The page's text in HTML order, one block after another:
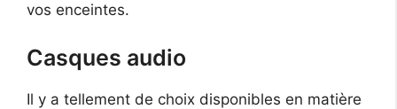
vos enceintes.
Casques audio
Il y a tellement de choix disponibles en matière